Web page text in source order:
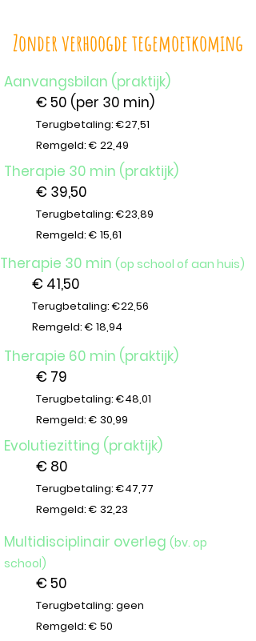
Zonder verhoogde tegemoetkoming
Aanvangsbilan (praktijk)
€ 50 (per 30 min)
Terugbetaling: €27,51
Remgeld: € 22,49
Therapie 30 min (praktijk)
€ 39,50
Terugbetaling: €23,89
Remgeld: € 15,61
Therapie 30 min (op school of aan huis)
€ 41,50
Terugbetaling: €22,56
Remgeld: € 18,94
Therapie 60 min (praktijk)
€ 79
Terugbetaling: €48,01
Remgeld: € 30,99
Evolutiezitting (praktijk)
€ 80
Terugbetaling: €47,77
Remgeld: € 32,23
Multidisciplinair overleg (bv. op
school)
€ 50
Terugbetaling: geen
Remgeld: € 50